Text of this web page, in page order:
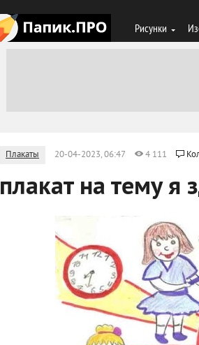
Рисунки
Плакаты 20-04-2023, 06:47 4 111
плакат на тему я